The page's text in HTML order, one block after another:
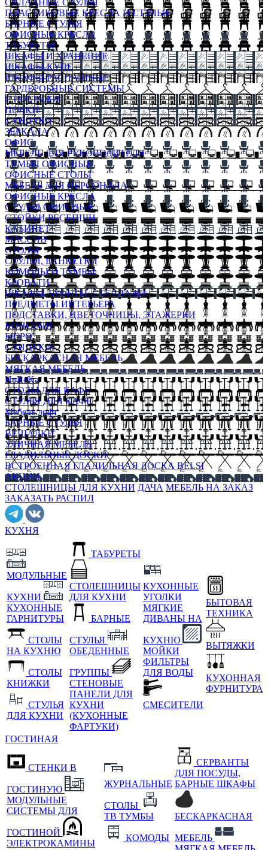
СКЛАДНЫЕ СТУЛЬЯ
ПЛАСТИКОВЫЕ КРЕСЛА И СТУЛЬЯ
БАРНЫЕ СТУЛЬЯ
ОФИСНЫЕ КРЕСЛА
ТАБУРЕТЫ
ШКАФЫ И ХРАНЕНИЕ
ШКАФЫ-КУПЕ
ШКАФЫ-РАСПАШНЫЕ
ГАРДЕРОБНЫЕ СИСТЕМЫ
СТЕЛЛАЖИ
ПОЛКИ
СУНДУКИ
ЗЕРКАЛА
ОФИС
МЕБЕЛЬ ДЛЯ РУКОВОДИТЕЛЯ
ТУМБЫ ОФИСНЫЕ
ОФИСНЫЕ СТОЛЫ
МЕБЕЛЬ ДЛЯ ПЕРСОНАЛА
ОФИСНЫЕ КРЕСЛА
СТУЛЬЯ ОФИСНЫЕ
СТОЙКИ РЕСЕПШН
КАБИНЕТ
МАССИВ
СТОЛЫ
СТУЛЬЯ, БАНКЕТКИ
КОМОДЫ И ТУМБЫ
КРОВАТИ
ШКАФЫ, БУФЕТЫ, СТЕЛЛАЖИ
ПРЕДМЕТЫ ИНТЕРЬЕРА
ПОДСТАВКИ, ЦВЕТОЧНИЦЫ, ЭТАЖЕРКИ
КОНСОЛИ
БЮРО
СУНДУКИ
БЕСКАРКАСНАЯ МЕБЕЛЬ
МЯГКАЯ МЕБЕЛЬ
HoReKa
СТОЛЫ ДЛЯ КАФЕ
СТУЛЬЯ ДЛЯ КАФЕ
Мебель лофт
БАРНЫЕ СТУЛЬЯ
ВЕШАЛКИ
УЛИЧНАЯ МЕБЕЛЬ
ГЛАДИЛЬНЫЕ ДОСКИ
ВСТРОЕННАЯ ГЛАДИЛЬНАЯ ДОСКА BELSI
АКЦИИ
СТОЛЕШНИЦЫ ДЛЯ КУХНИ ДАЧА МЕБЕЛЬ НА ЗАКАЗ
ЗАКАЗАТЬ РАСПИЛ
КУХНЯ
МОДУЛЬНЫЕ
КУХНИ
КУХОННЫЕ
ГАРНИТУРЫ
СТОЛЫ
НА КУХНЮ
СТОЛЫ
КНИЖКИ
СТУЛЬЯ
ДЛЯ КУХНИ
ТАБУРЕТЫ
СТОЛЕШНИЦЫ
ДЛЯ КУХНИ
БАРНЫЕ
СТУЛЬЯ
ОБЕДЕННЫЕ
ГРУППЫ
СТЕНОВЫЕ
ПАНЕЛИ ДЛЯ
КУХНИ
(КУХОННЫЕ
ФАРТУКИ)
КУХОННЫЕ
УГОЛКИ
МЯГКИЕ
ДИВАНЫ НА
КУХНЮ
МОЙКИ
ФИЛЬТРЫ
ДЛЯ ВОДЫ
СМЕСИТЕЛИ
БЫТОВАЯ
ТЕХНИКА
ВЫТЯЖКИ
КУХОННАЯ
ФУРНИТУРА
ГОСТИНАЯ
СТЕНКИ В
ГОСТИНУЮ
МОДУЛЬНЫЕ
СИСТЕМЫ ДЛЯ
ГОСТИНОЙ
ЭЛЕКТРОКАМИНЫ
ЖУРНАЛЬНЫЕ
СТОЛЫ
ТВ ТУМБЫ
КОМОДЫ
СЕРВАНТЫ
ДЛЯ ПОСУДЫ,
БАРНЫЕ ШКАФЫ
БЕСКАРКАСНАЯ
МЕБЕЛЬ